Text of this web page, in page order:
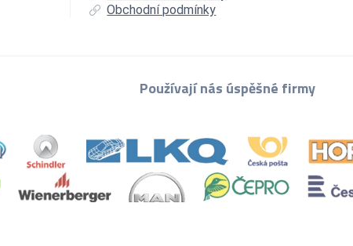
Obchodní podmínky
Používají nás úspěšné firmy